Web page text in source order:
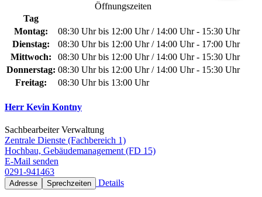
Öffnungszeiten
Tag
Montag:
08:30 Uhr bis 12:00 Uhr / 14:00 Uhr - 15:30 Uhr
Dienstag:
08:30 Uhr bis 12:00 Uhr / 14:00 Uhr - 17:00 Uhr
Mittwoch:
08:30 Uhr bis 12:00 Uhr / 14:00 Uhr - 15:30 Uhr
Donnerstag: 08:30 Uhr bis 12:00 Uhr / 14:00 Uhr - 15:30 Uhr
Freitag:
08:30 Uhr bis 13:00 Uhr
Herr Kevin Kontny
Sachbearbeiter Verwaltung
Zentrale Dienste (Fachbereich 1)
Hochbau, Gebäudemanagement (FD 15)
E-Mail senden
0291-941463
Adresse Sprechzeiten Details